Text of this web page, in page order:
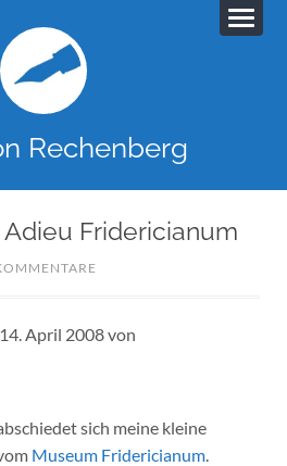
Rechenberg
Fridericianum
April 2008 von
sich meine kleine
Museum Fridericianum.